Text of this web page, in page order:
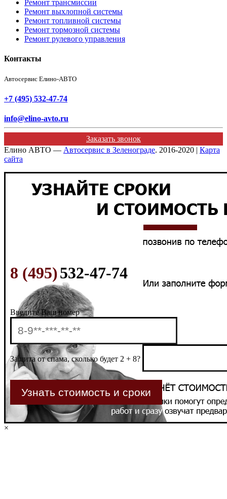
Ремонт трансмиссии
Ремонт выхлопной системы
Ремонт топливной системы
Ремонт тормозной системы
Ремонт рулевого управления
Контакты
Автосервис Елино-АВТО
+7 (495) 532-47-74
info@elino-avto.ru
Заказать звонок
Елино АВТО — Автосервис в Зеленограде. 2016-2020 | Карта
сайта
8 (495)532-47-74
Введите Ваш номер
Защита от спама, сколько будет 2 + 8?
×